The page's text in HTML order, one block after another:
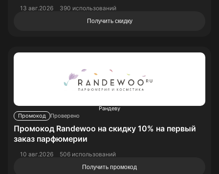
13 авг.2026 390 использований
Получить скидку
Рандеву
Промокод
Проверено
Промокод Randewoo на скидку 10% на первый
заказ парфюмерии
10 авг.2026 506 использований
Получить промокод